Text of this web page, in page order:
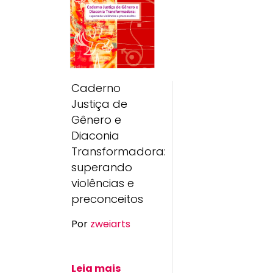
Caderno
Justiça de
Gênero e
Diaconia
Transformadora:
superando
violências e
preconceitos
Por zweiarts
Leia mais